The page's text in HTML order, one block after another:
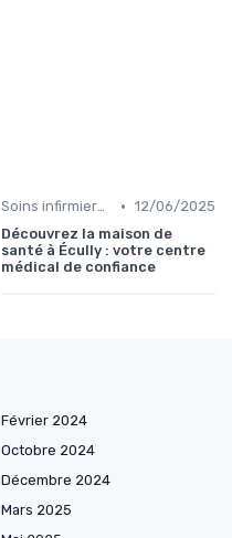
Soins infirmiers à domicile • 12/06/2025
Découvrez la maison de
santé à Écully : votre centre
médical de confiance
Février 2024
Octobre 2024
Décembre 2024
Mars 2025